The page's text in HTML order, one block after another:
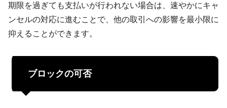
期限を過ぎても支払いが行われない場合は、速やかにキャ
ンセルの対応に進むことで、他の取引への影響を最小限に
抑えることができます。
ブロックの可否